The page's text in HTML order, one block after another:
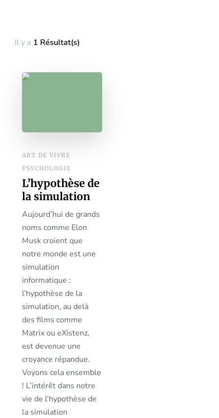
Il y a 1 Résultat(s)
ART DE VIVRE
PSYCHOLOGIE
L’hypothèse de
la simulation
Aujourd’hui de grands
noms comme Elon
Musk croient que
notre monde est une
simulation
informatique :
l’hypothèse de la
simulation, au delà
des films comme
Matrix ou eXistenz,
est devenue une
croyance répandue.
Voyons cela ensemble
! L’intérêt dans notre
vie de l’hypothèse de
la simulation